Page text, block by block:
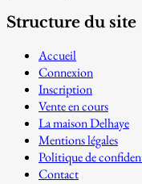
Structure du site
Accueil
Connexion
Inscription
Vente en cours
La maison Delhaye
Mentions légales
Politique de
Contact